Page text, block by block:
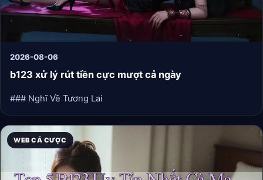
2026-08-06
b123 xử lý rút tiền cực mượt cả ngày
### Nghĩ Về Tương Lai
WEB CÁ CƯỢC